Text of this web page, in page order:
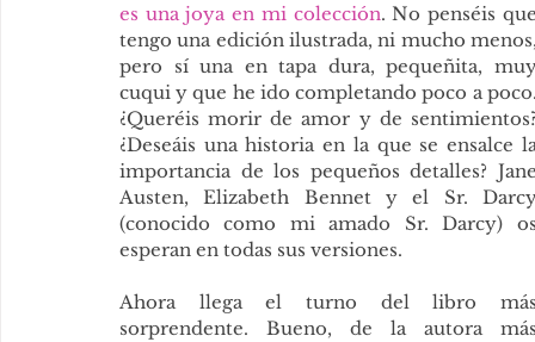
es una joya en mi colección. No penséis
tengo una edición ilustrada, ni mucho
pero sí una en tapa dura, pequeñita,
cuqui y que he ido completando poco a
¿Queréis morir de amor y de
¿Deseáis una historia en la que se ensalce
importancia de los pequeños detalles?
Austen, Elizabeth Bennet y el Sr.
(conocido como mi amado Sr. Darcy)
esperan en todas sus versiones.
Ahora llega el turno del libro
sorprendente. Bueno, de la autora